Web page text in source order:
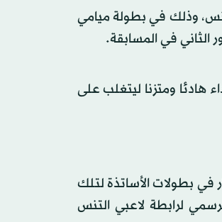
وذلك في بطولة ميامي
أداء هادئا ومتزنا ليتغلب على
في بطولات الأساتذة لتلك
وفقا للموقع الألكتروني الرسمي لرابطة لاعبي التنس